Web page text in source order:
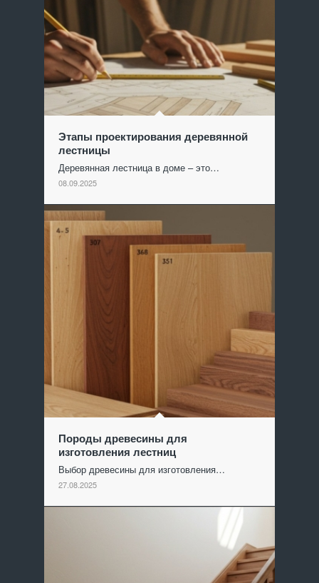
Этапы проектирования деревянной
лестницы
Деревянная лестница в доме – это…
08.09.2025
Породы древесины для
изготовления лестниц
Выбор древесины для изготовления…
27.08.2025